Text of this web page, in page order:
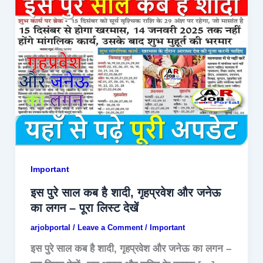
Important
इस पुरे साल कब है शादी, गृहप्रवेश और जनेऊ
का लगन – पूरा लिस्ट देखें
arjobportal / Leave a Comment / Important
इस पुरे साल कब है शादी, गृहप्रवेश और जनेऊ का लगन –